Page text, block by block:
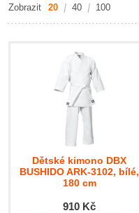
Zobrazit 20 40 100
Dětské kimono DBX
BUSHIDO ARK-3102, bílé,
180 cm
910 Kč